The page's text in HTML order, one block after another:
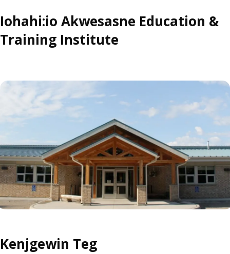
Iohahi:io Akwesasne Education &
Training Institute
Kenjgewin Teg